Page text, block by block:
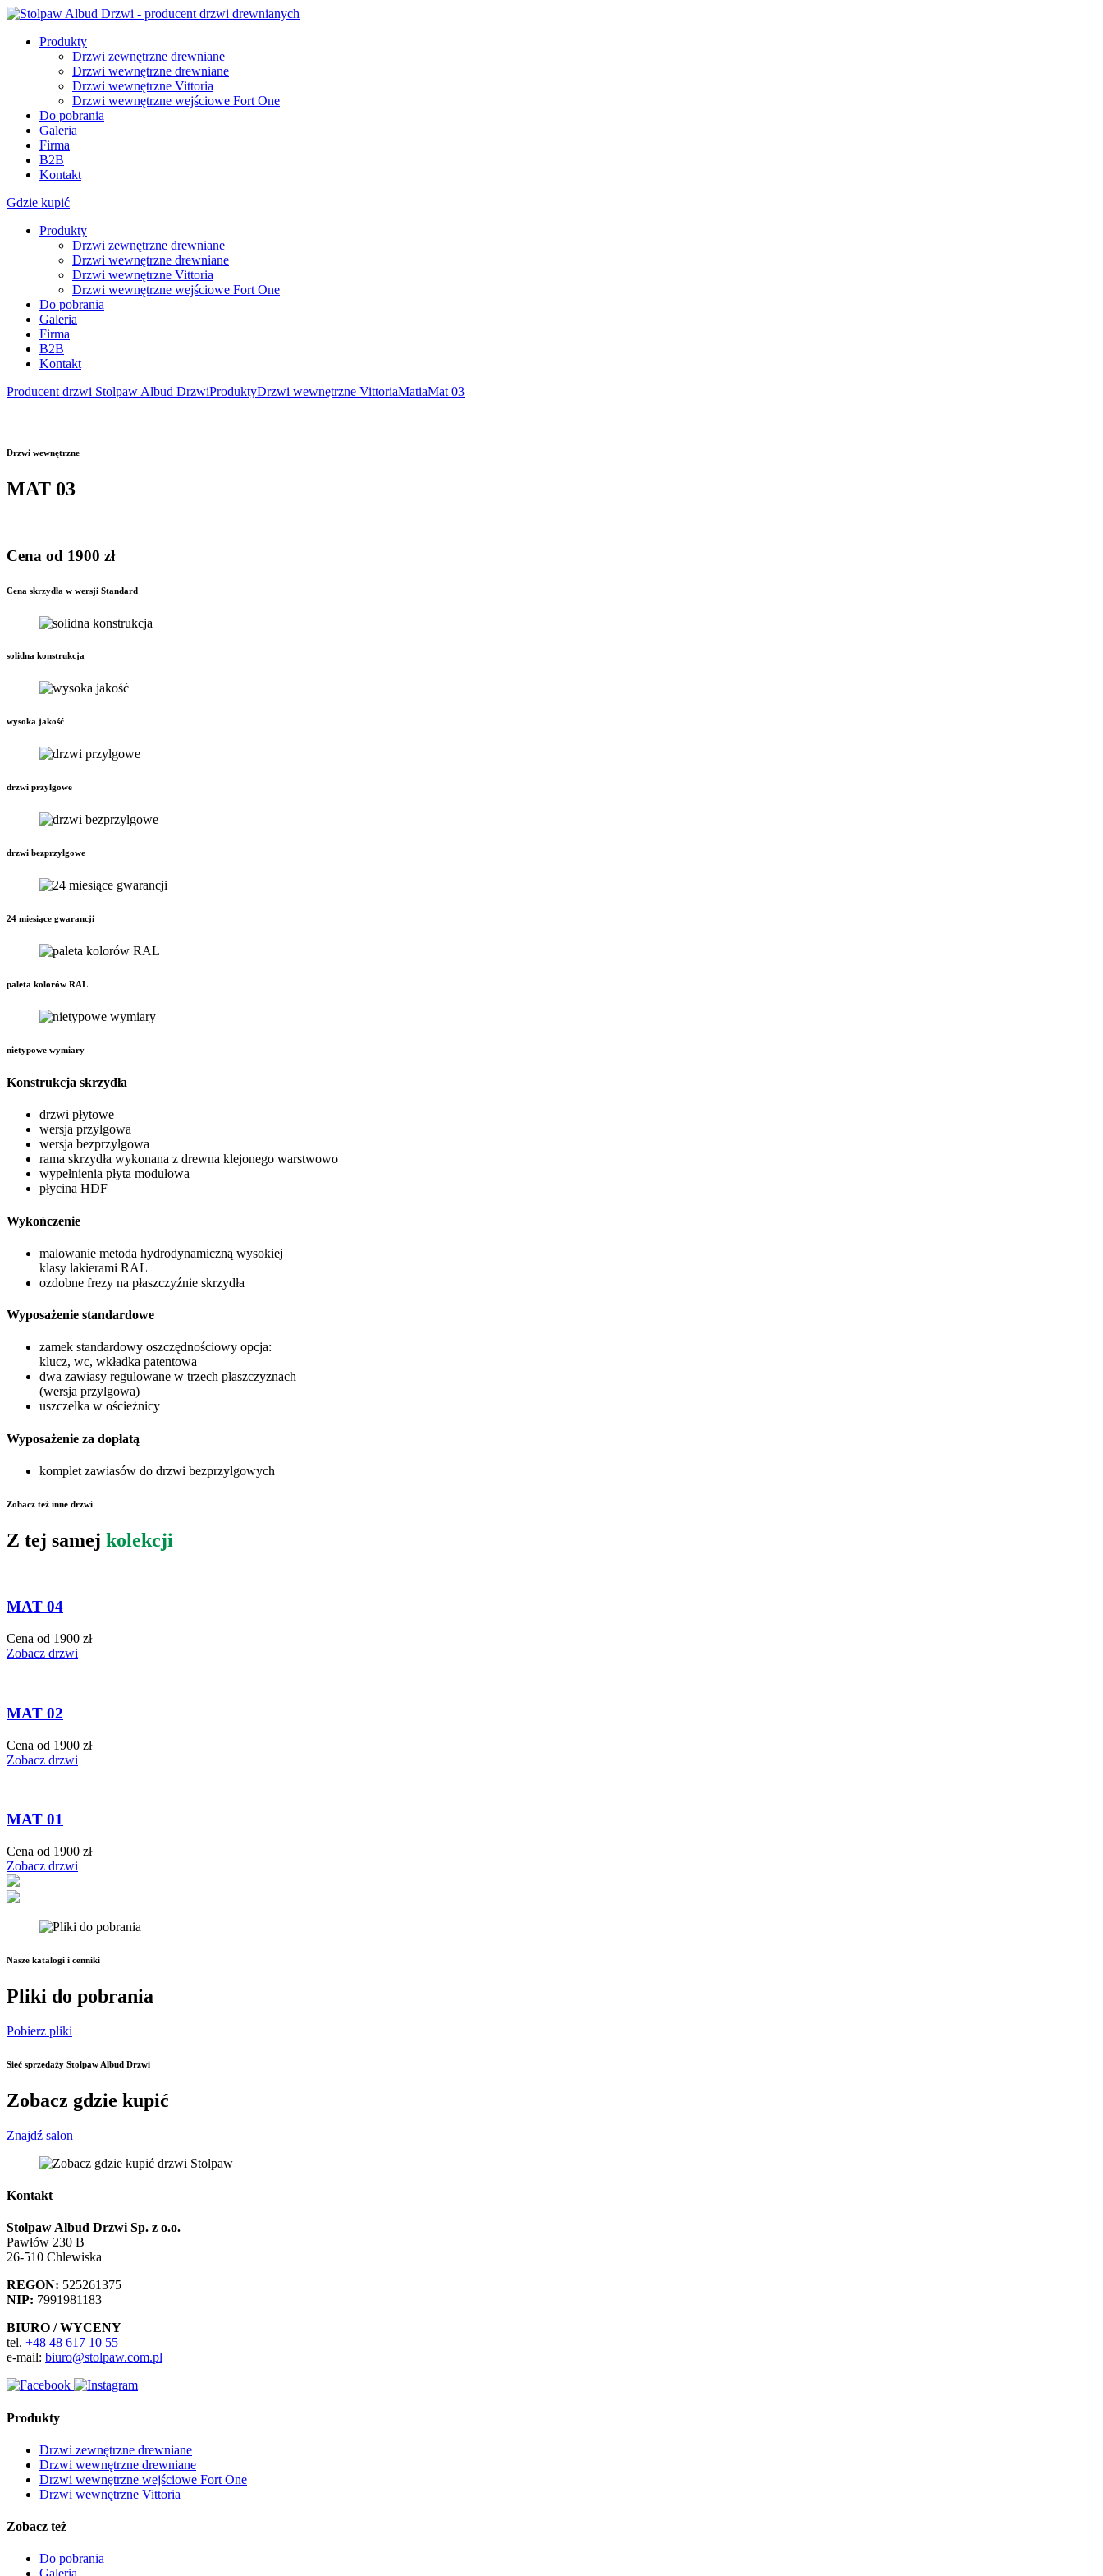
Produkty
Drzwi zewnętrzne drewniane
Drzwi wewnętrzne drewniane
Drzwi wewnętrzne Vittoria
Drzwi wewnętrzne wejściowe Fort One
Do pobrania
Galeria
Firma
B2B
Kontakt
Gdzie kupić
Produkty
Drzwi zewnętrzne drewniane
Drzwi wewnętrzne drewniane
Drzwi wewnętrzne Vittoria
Drzwi wewnętrzne wejściowe Fort One
Do pobrania
Galeria
Firma
B2B
Kontakt
Producent drzwi Stolpaw Albud DrzwiProduktyDrzwi wewnętrzne VittoriaMatiaMat 03
Drzwi wewnętrzne
MAT 03
Cena od 1900 zł
Cena skrzydła w wersji Standard
solidna konstrukcja
wysoka jakość
drzwi przylgowe
drzwi bezprzylgowe
24 miesiące gwarancji
paleta kolorów RAL
nietypowe wymiary
Konstrukcja skrzydła
drzwi płytowe
wersja przylgowa
wersja bezprzylgowa
rama skrzydła wykonana z drewna klejonego warstwowo
wypełnienia płyta modułowa
płycina HDF
Wykończenie
malowanie metoda hydrodynamiczną wysokiej
klasy lakierami RAL
ozdobne frezy na płaszczyźnie skrzydła
Wyposażenie standardowe
zamek standardowy oszczędnościowy opcja:
klucz, wc, wkładka patentowa
dwa zawiasy regulowane w trzech płaszczyznach
(wersja przylgowa)
uszczelka w ościeżnicy
Wyposażenie za dopłatą
komplet zawiasów do drzwi bezprzylgowych
Zobacz też inne drzwi
Z tej samej kolekcji
MAT 04
Cena od 1900 zł
Zobacz drzwi
MAT 02
Cena od 1900 zł
Zobacz drzwi
MAT 01
Cena od 1900 zł
Zobacz drzwi
Nasze katalogi i cenniki
Pliki do pobrania
Pobierz pliki
Sieć sprzedaży Stolpaw Albud Drzwi
Zobacz gdzie kupić
Znajdź salon
Kontakt
Stolpaw Albud Drzwi Sp. z o.o.
Pawłów 230 B
26-510 Chlewiska
REGON: 525261375
NIP: 7991981183
BIURO / WYCENY
tel. +48 48 617 10 55
e-mail: biuro@stolpaw.com.pl
Produkty
Drzwi zewnętrzne drewniane
Drzwi wewnętrzne drewniane
Drzwi wewnętrzne wejściowe Fort One
Drzwi wewnętrzne Vittoria
Zobacz też
Do pobrania